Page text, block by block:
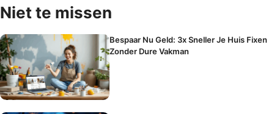
Niet te missen
Bespaar Nu Geld: 3x Sneller Je Huis Fixen
Zonder Dure Vakman